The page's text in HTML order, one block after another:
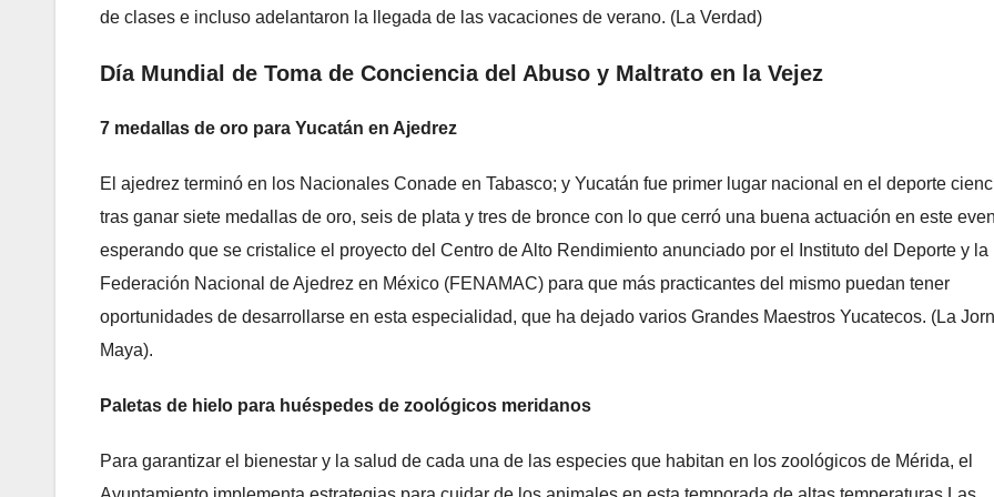
de clases e incluso adelantaron la llegada de las vacaciones de verano. (La Verdad)
Día Mundial de Toma de Conciencia del Abuso y Maltrato en la Vejez
7 medallas de oro para Yucatán en Ajedrez
El ajedrez terminó en los Nacionales Conade en Tabasco; y Yucatán fue primer lugar nacional en el deporte
tras ganar siete medallas de oro, seis de plata y tres de bronce con lo que cerró una buena actuación en este
esperando que se cristalice el proyecto del Centro de Alto Rendimiento anunciado por el Instituto del Deporte y la
Federación Nacional de Ajedrez en México (FENAMAC) para que más practicantes del mismo puedan tener
oportunidades de desarrollarse en esta especialidad, que ha dejado varios Grandes Maestros Yucatecos. (La
Maya).
Paletas de hielo para huéspedes de zoológicos meridanos
Para garantizar el bienestar y la salud de cada una de las especies que habitan en los zoológicos de Mérida, el